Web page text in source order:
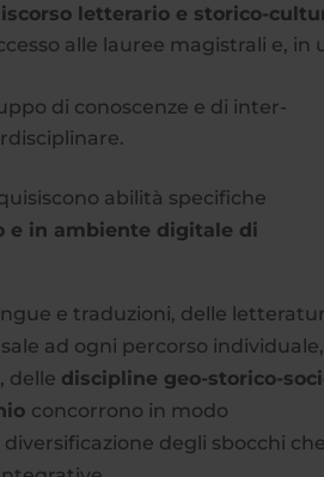
letterario e storico-
alle lauree magistrali e, in
di conoscenze e di inter-
abilità specifiche
e in ambiente digitale di
e traduzioni, delle
ad ogni percorso individuale,
, delle discipline geo-storico-
concorrono in modo
degli sbocchi